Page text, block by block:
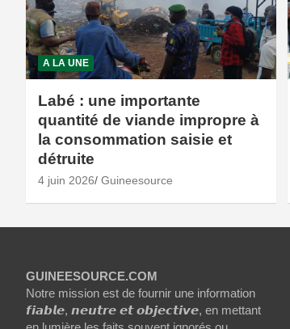
A LA UNE
Labé : une importante
quantité de viande impropre à
la consommation saisie et
détruite
4 juin 2026 Guineesource
GUINEESOURCE.COM
Notre mission est de fournir une information
𝙛𝙞𝙖𝙗𝙡𝙚, 𝙣𝙚𝙪𝙩𝙧𝙚 𝙚𝙩 𝙤𝙗𝙟𝙚𝙘𝙩𝙞𝙫𝙚, en mettant